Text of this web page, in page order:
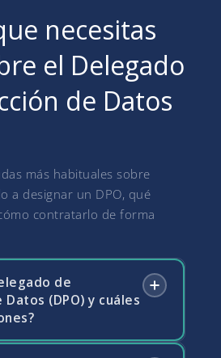
necesitas
el Delegado
de Datos
más habituales sobre
a designar un DPO, qué
contratarlo de forma
de
(DPO) y cuáles